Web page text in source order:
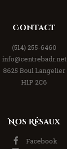
Contact
(514) 255-6460
info@centrebadr.net
8625 Boul Langelier
H1P 2C6
Nos Résaux
Facebook